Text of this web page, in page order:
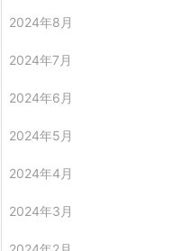
2024年8月
2024年7月
2024年6月
2024年5月
2024年4月
2024年3月